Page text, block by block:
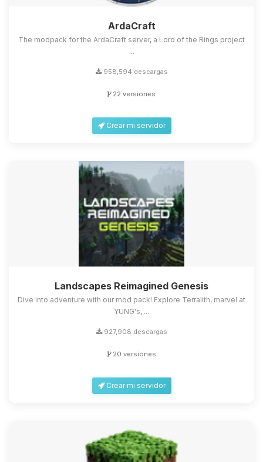
ArdaCraft
The modpack for the ArdaCraft server, a Lord of the Rings project
...
958,594 descargas
22 versiones
Crear mi servidor
Landscapes Reimagined Genesis
Dive into adventure with our mod pack! Explore Terralith, marvel at
YUNG's, ...
927,908 descargas
20 versiones
Crear mi servidor